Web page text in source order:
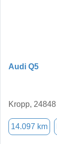
Audi Q5
Kropp, 24848
14.097 km